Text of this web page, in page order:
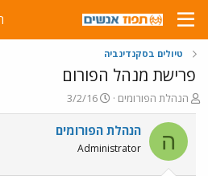
טיולים בסקנדינביה
פרישת מנהל הפורום
פ
ו
ת
ח
ה
הנהלת הפורומים
פ
ו
ר
ם
3/2/16
ה הנהלת הפורומים
Administrator